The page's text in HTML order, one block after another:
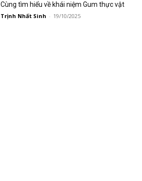
Cùng tìm hiểu về khái niệm Gum thực vật
Trịnh Nhất Sinh - 19/10/2025